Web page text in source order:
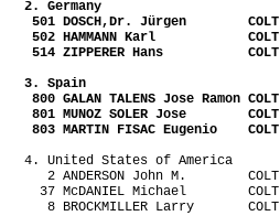
2. Germany
501 DOSCH,Dr. Jürgen
COLT
502 HAMMANN Karl
COLT
514 ZIPPERER Hans
COLT
3. Spain
800 GALAN TALENS Jose Ramon COLT
801 MUNOZ SOLER Jose
COLT
803 MARTIN FISAC Eugenio
COLT
4. United States of America
2 ANDERSON John M.
COLT
37 McDANIEL Michael
COLT
8 BROCKMILLER Larry
COLT